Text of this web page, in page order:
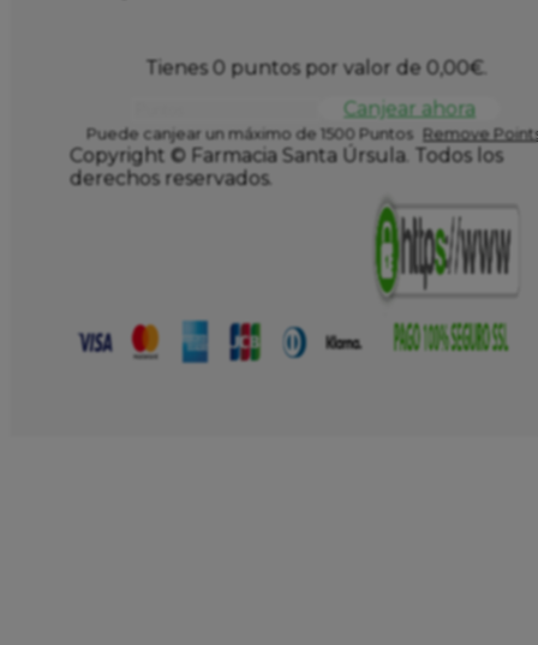
Tienes 0 puntos por valor de 0,00€.
Canjear ahora
Puede canjear un máximo de 1500 Puntos Remove
Copyright © Farmacia Santa Úrsula. Todos los
derechos reservados.